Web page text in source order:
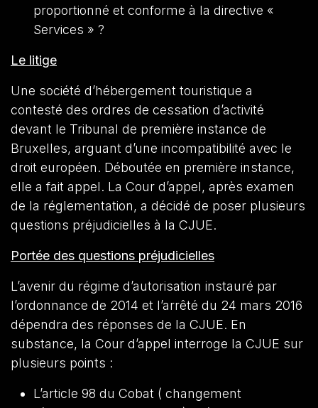
proportionné et conforme à la directive «
Services » ?
Le litige
Une société d’hébergement touristique a
contesté des ordres de cessation d’activité
devant le Tribunal de première instance de
Bruxelles, arguant d’une incompatibilité avec le
droit européen. Déboutée en première instance,
elle a fait appel. La Cour d’appel, après examen
de la réglementation, a décidé de poser plusieurs
questions préjudicielles à la CJUE.
Portée des questions préjudicielles
L’avenir du régime d’autorisation instauré par
l’ordonnance de 2014 et l’arrêté du 24 mars 2016
dépendra des réponses de la CJUE. En
substance, la Cour d’appel interroge la CJUE sur
plusieurs points :
L’article 98 du Cobat ( changement